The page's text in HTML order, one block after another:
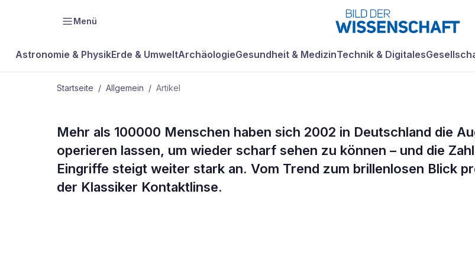
Menü
Astronomie & PhysikErde & UmweltArchäologieGesundheit & MedizinTechnik & Digitales
Startseite / Allgemein / Artikel
ALLGEMEIN
Lichtblick dank Linse
und Laser
Mehr als 100000 Menschen haben sich 2002 in Deutschland die
operieren lassen, um wieder scharf sehen zu können – und die
Eingriffe steigt weiter stark an. Vom Trend zum brillenlosen Blick
der Klassiker Kontaktlinse.